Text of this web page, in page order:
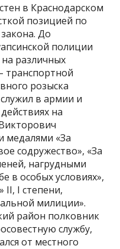
в Краснодарском
позицией по
До
полиции
различных
транспортной
розыска
в армии и
на
медалями «За
содружество», «За
нагрудными
в особых условиях»,
II, I степени,
милиции».
район полковник
службу,
от местного